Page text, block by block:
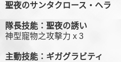
聖夜のサンタクロース・ヘラ
隊長技能：聖夜の誘い
神型寵物之攻擊力 x 3
主動技能：ギガグラビティ